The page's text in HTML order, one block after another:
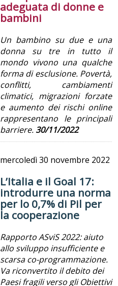
adeguata di donne e
bambini
Un bambino su due e una
donna su tre in tutto il
mondo vivono una qualche
forma di esclusione. Povertà,
conflitti, cambiamenti
climatici, migrazioni forzate
e aumento dei rischi online
rappresentano le principali
barriere. 30/11/2022
mercoledì30 novembre 2022
L’Italia e il Goal 17:
introdurre una norma
per lo 0,7% di Pil per
la cooperazione
Rapporto ASviS 2022: aiuto
allo sviluppo insufficiente e
scarsa co-programmazione.
Va riconvertito il debito dei
Paesi fragili verso gli Obiettivi